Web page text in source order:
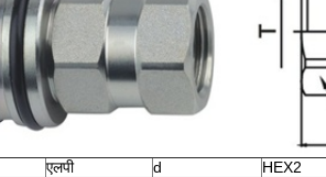
एलपी d HEX2